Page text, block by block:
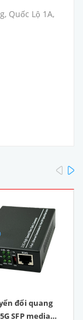
Quốc Lộ 1A,
đổi quang
SFP media